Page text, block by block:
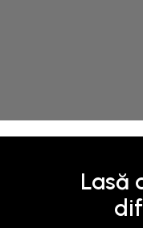
Lasă